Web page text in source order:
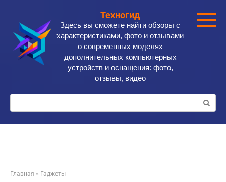
контенту
Техногид
Здесь вы сможете найти обзоры с
характеристиками, фото и отзывами
о современных моделях
дополнительных компьютерных
устройств и оснащения: фото,
отзывы, видео
Поиск:
Главная » Гаджеты